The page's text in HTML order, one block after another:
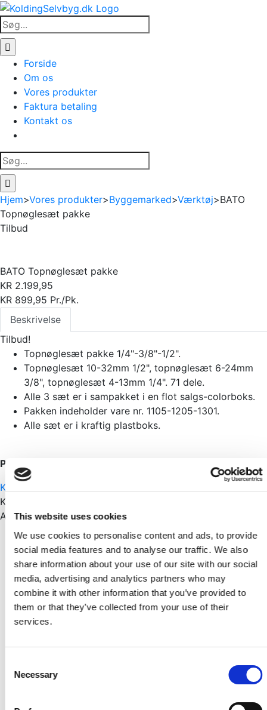
This website uses cookies
We use cookies to personalise content and ads, to provide
social media features and to analyse our traffic. We also
share information about your use of our site with our social
media, advertising and analytics partners who may
combine it with other information that you’ve provided to
them or that they’ve collected from your use of their
services.
Selection
Necessary
Skip
to
content
Søg
efter:
Forside
Om os
Vores produkter
Faktura betaling
Kontakt os
Søg
efter:
Hjem>Vores produkter>Byggemarked>Værktøj>BATO
Topnøglesæt pakke
Tilbud
BATO Topnøglesæt pakke
KR 2.199,95
KR 899,95 Pr./Pk.
Beskrivelse
Tilbud!
Topnøglesæt pakke 1/4"-3/8"-1/2".
Topnøglesæt 10-32mm 1/2", topnøglesæt 6-24mm
3/8", topnøglesæt 4-13mm 1/4". 71 dele.
Alle 3 sæt er i sampakket i en flot salgs-colorboks.
Pakken indeholder vare nr. 1105-1205-1301.
Alle sæt er i kraftig plastboks.
På lager
Kontakt os
Kategorier:
Andre har også set
Skarp pris
JBC Heldækkende 5L Hvid
Pr./Sp.
399,00 KR498,00
Skarp pris
KR